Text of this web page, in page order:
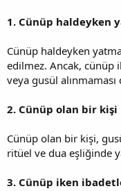
1. Cünüp haldeyken
Cünüp haldeyken
edilmez. Ancak, cünüp
veya gusül alınmaması
2. Cünüp olan bir kişi
Cünüp olan bir kişi,
ritüel ve dua eşliğinde
3. Cünüp iken